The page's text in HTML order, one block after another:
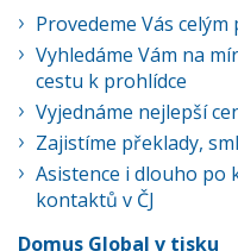
Provedeme Vás
Vyhledáme Vám na
cestu k prohlídce
Vyjednáme nejlepší
Zajistíme překlady,
Asistence i dlouho po
kontaktů v ČJ
Domus Global v tisku